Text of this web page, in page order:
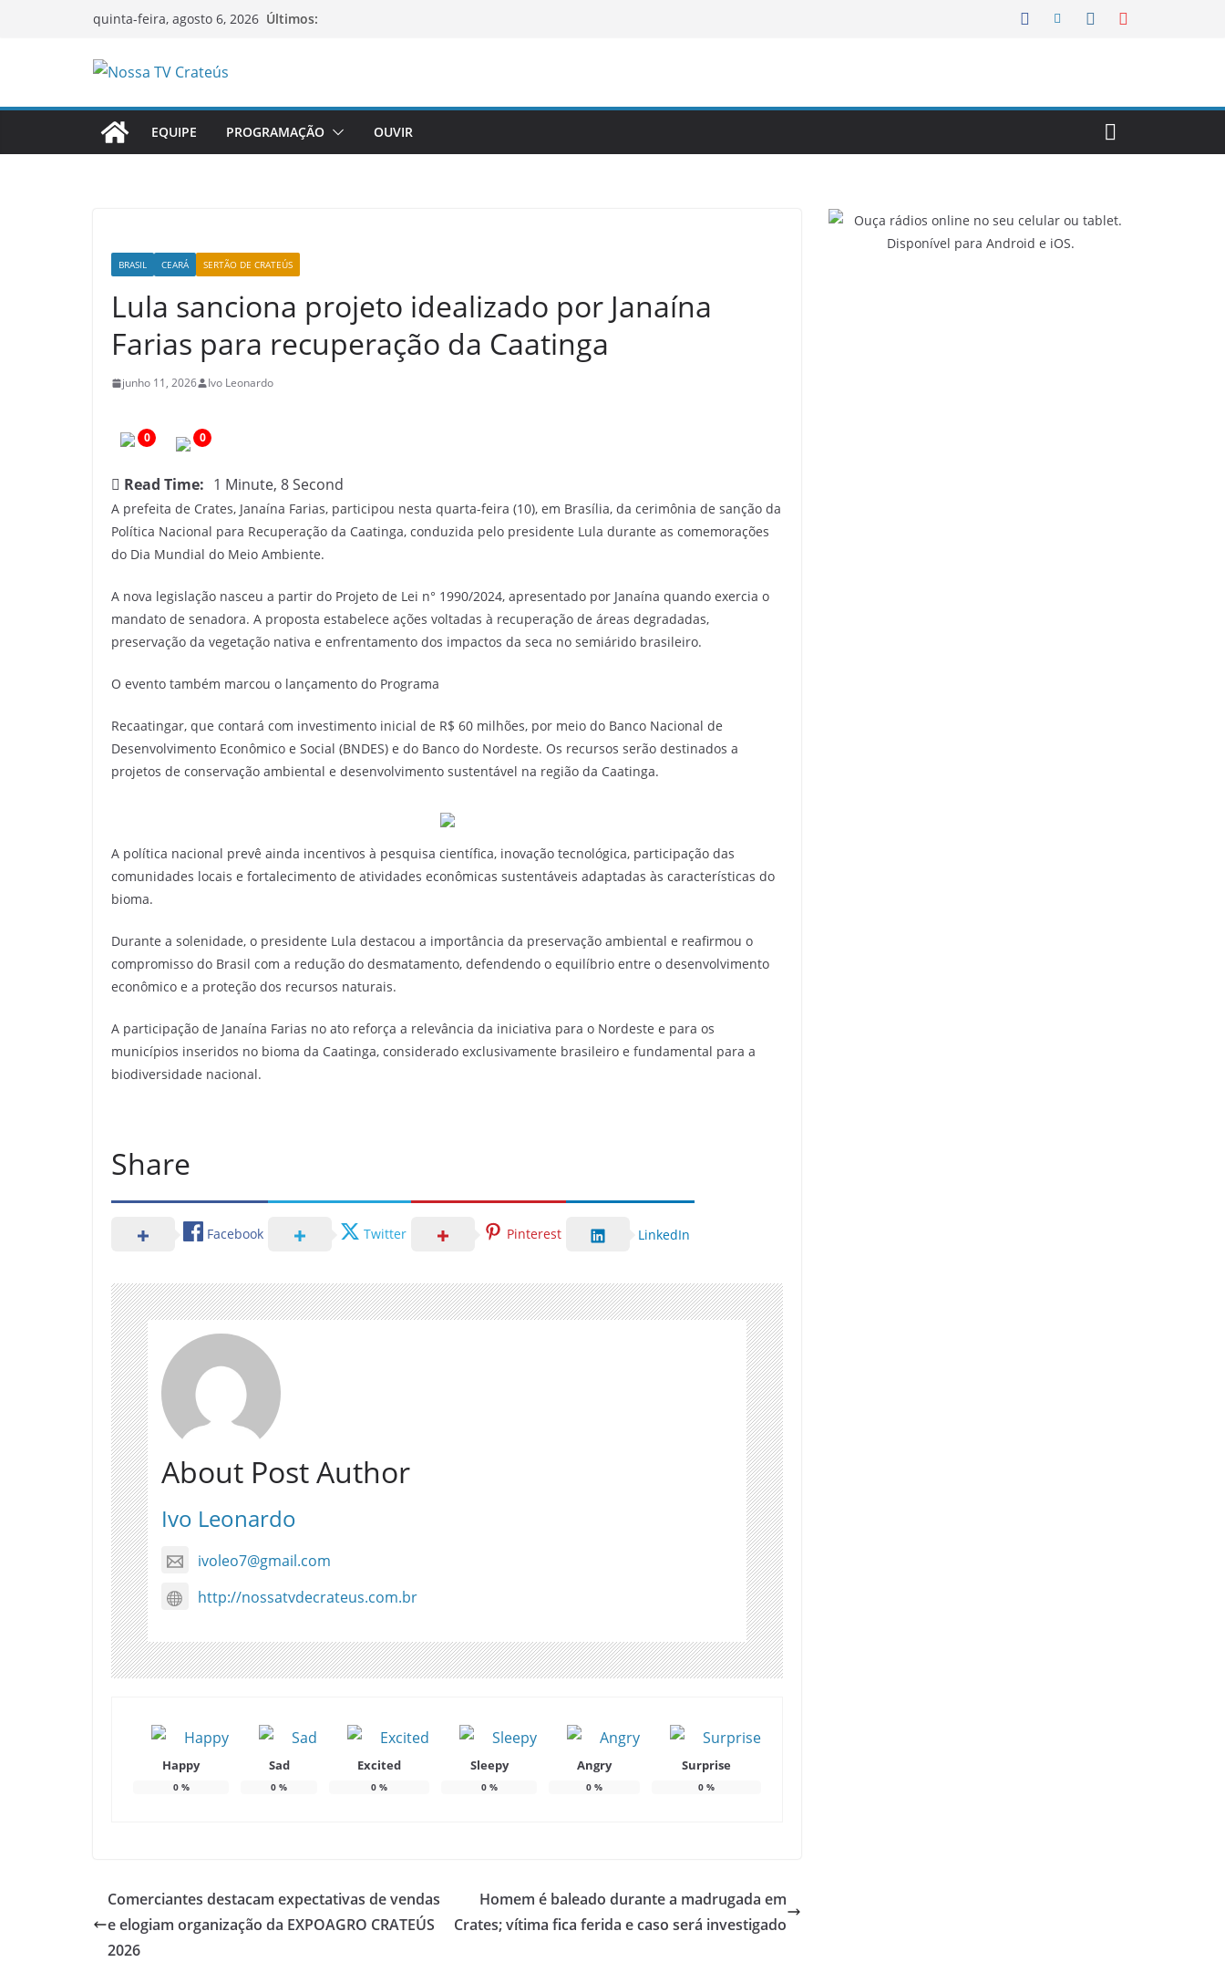
quinta-feira, agosto 6, 2026 Últimos:
p
o
EQUIPE PROGRAMAÇÃO OUVIR
BRASIL CEARÁ SERTÃO DE CRATEÚS
Lula sanciona projeto idealizado por Janaína
Farias para recuperação da Caatinga
junho 11, 2026 Ivo Leonardo
0 0
Read Time: 1 Minute, 8 Second
A prefeita de Crates, Janaína Farias, participou nesta quarta-feira (10), em Brasília, da cerimônia de sanção da
Política Nacional para Recuperação da Caatinga, conduzida pelo presidente Lula durante as comemorações
do Dia Mundial do Meio Ambiente.
A nova legislação nasceu a partir do Projeto de Lei n° 1990/2024, apresentado por Janaína quando exercia o
mandato de senadora. A proposta estabelece ações voltadas à recuperação de áreas degradadas,
preservação da vegetação nativa e enfrentamento dos impactos da seca no semiárido brasileiro.
O evento também marcou o lançamento do Programa
Recaatingar, que contará com investimento inicial de R$ 60 milhões, por meio do Banco Nacional de
Desenvolvimento Econômico e Social (BNDES) e do Banco do Nordeste. Os recursos serão destinados a
projetos de conservação ambiental e desenvolvimento sustentável na região da Caatinga.
A política nacional prevê ainda incentivos à pesquisa científica, inovação tecnológica, participação das
comunidades locais e fortalecimento de atividades econômicas sustentáveis adaptadas às características do
bioma.
Durante a solenidade, o presidente Lula destacou a importância da preservação ambiental e reafirmou o
compromisso do Brasil com a redução do desmatamento, defendendo o equilíbrio entre o desenvolvimento
econômico e a proteção dos recursos naturais.
A participação de Janaína Farias no ato reforça a relevância da iniciativa para o Nordeste e para os
municípios inseridos no bioma da Caatinga, considerado exclusivamente brasileiro e fundamental para a
biodiversidade nacional.
Share
Facebook Twitter Pinterest LinkedIn
About Post Author
Ivo Leonardo
ivoleo7@gmail.com
http://nossatvdecrateus.com.br
Happy
0%
Sad
0 %
Excited
0 %
Sleepy
0%
Angry
0 %
Surprise
0 %
Comerciantes destacam expectativas de vendas
e elogiam organização da EXPOAGRO CRATEÚS
2026
Homem é baleado durante a madrugada em
Crates; vítima fica ferida e caso será investigado